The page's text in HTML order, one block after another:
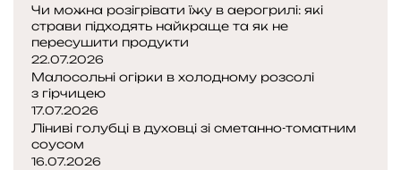
Чи можна розігрівати їжу в аерогрилі: які
страви підходять найкраще та як не
пересушити продукти
22.07.2026
Малосольні огірки в холодному розсолі
з гірчицею
17.07.2026
Ліниві голубці в духовці зі сметанно-томатним
соусом
16.07.2026